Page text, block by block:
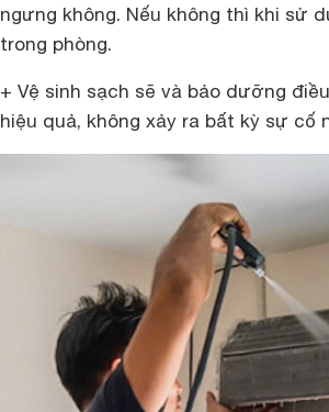
ngưng không. Nếu không thì khi sử
trong phòng.
+ Vệ sinh sạch sẽ và bảo dưỡng
hiệu quả, không xảy ra bất kỳ sự cố